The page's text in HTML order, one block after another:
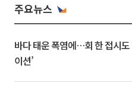
주요뉴스
바다 태운 폭염에…회 한 접시도
이션’